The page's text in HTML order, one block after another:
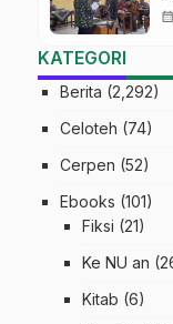
calendar_month
KATEGORI
Berita (2,292)
Celoteh (74)
Cerpen (52)
Ebooks (101)
Fiksi (21)
Ke NU an
Kitab (6)